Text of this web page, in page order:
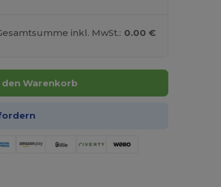
inkl. MwSt.: 0.00 €
den Warenkorb